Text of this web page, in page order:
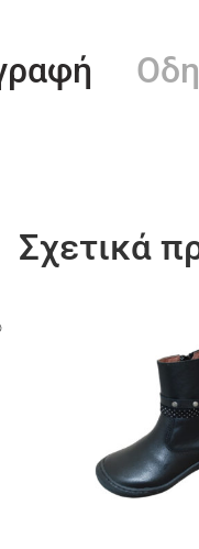
Σχετικά